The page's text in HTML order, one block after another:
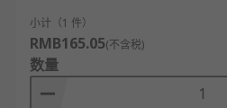
小计（1 件）
RMB165.05(不含税)
数量